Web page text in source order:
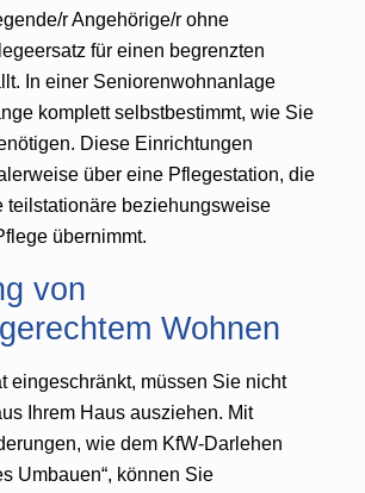
r Angehörige/r ohne
für einen begrenzten
In einer Seniorenwohnanlage
komplett selbstbestimmt, wie Sie
Diese Einrichtungen
über eine Pflegestation, die
teilstationäre beziehungsweise
übernimmt.
von
Wohnen
eingeschränkt, müssen Sie nicht
Ihrem Haus ausziehen. Mit
wie dem KfW-Darlehen
Umbauen“, können Sie